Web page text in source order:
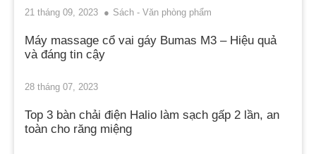
21 tháng 09, 2023 Sách - Văn phòng phẩm
Máy massage cổ vai gáy Bumas M3 – Hiệu quả
và đáng tin cậy
28 tháng 07, 2023
Top 3 bàn chải điện Halio làm sạch gấp 2 lần, an
toàn cho răng miệng